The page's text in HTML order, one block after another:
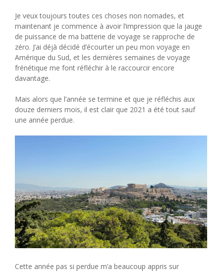
Je veux toujours toutes ces choses non nomades, et
maintenant je commence à avoir l’impression que la jauge
de puissance de ma batterie de voyage se rapproche de
zéro. J’ai déjà décidé d’écourter un peu mon voyage en
Amérique du Sud, et les dernières semaines de voyage
frénétique me font réfléchir à le raccourcir encore
davantage.
Mais alors que l’année se termine et que je réfléchis aux
douze derniers mois, il est clair que 2021 a été tout sauf
une année perdue.
Cette année pas si perdue m’a beaucoup appris sur